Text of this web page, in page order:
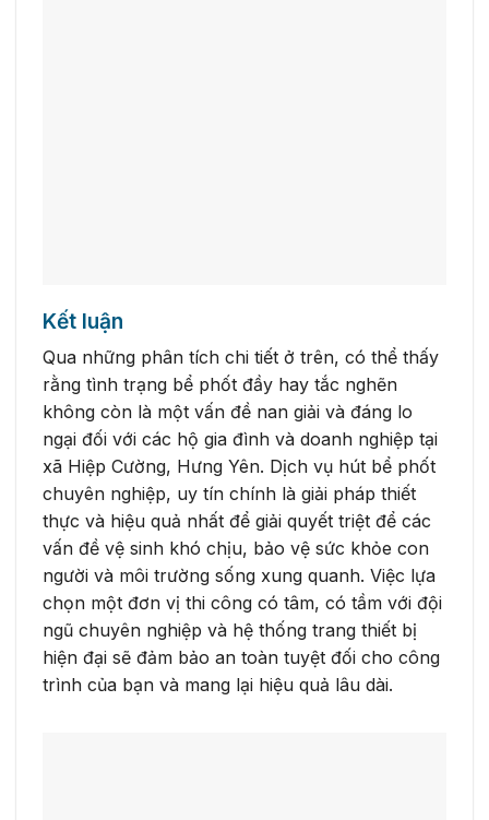
Kết luận
Qua những phân tích chi tiết ở trên, có thể thấy
rằng tình trạng bể phốt đầy hay tắc nghẽn
không còn là một vấn đề nan giải và đáng lo
ngại đối với các hộ gia đình và doanh nghiệp tại
xã Hiệp Cường, Hưng Yên. Dịch vụ hút bể phốt
chuyên nghiệp, uy tín chính là giải pháp thiết
thực và hiệu quả nhất để giải quyết triệt để các
vấn đề vệ sinh khó chịu, bảo vệ sức khỏe con
người và môi trường sống xung quanh. Việc lựa
chọn một đơn vị thi công có tâm, có tầm với đội
ngũ chuyên nghiệp và hệ thống trang thiết bị
hiện đại sẽ đảm bảo an toàn tuyệt đối cho công
trình của bạn và mang lại hiệu quả lâu dài.